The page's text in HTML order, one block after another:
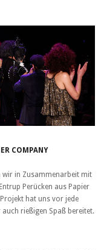
COMPANY
wir in Zusammenarbeit mit
Perücken aus Papier
hat uns vor jede
rießigen Spaß bereitet.